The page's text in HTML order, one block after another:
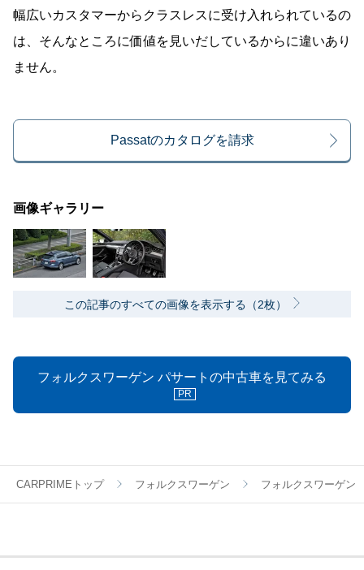
幅広いカスタマーからクラスレスに受け入れられているの
は、そんなところに価値を見いだしているからに違いあり
ません。
Passatのカタログを請求
画像ギャラリー
この記事のすべての画像を表示する（2枚）
フォルクスワーゲン パサートの中古車を見てみる
PR
CARPRIMEトップ フォルクスワーゲン フォルクスワーゲ